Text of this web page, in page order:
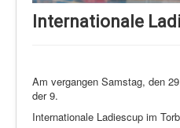
Schi Nordisch
Datenschutz
Internationale
Am vergangen Samstag, den
der 9.
Internationale Ladiescup im